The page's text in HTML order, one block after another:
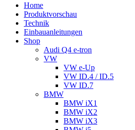
Home
Produktvorschau
Technik
Einbauanleitungen
Shop
Audi Q4 e-tron
VW
VW e-Up
VW ID.4 / ID.5
VW ID.7
BMW
BMW iX1
BMW iX2
BMW iX3